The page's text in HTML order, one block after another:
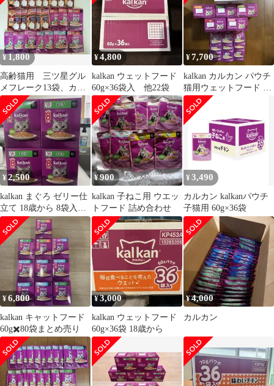
¥1,800
高齢猫用 三ツ星グル
メフレーク13袋、カル
カン10袋計23袋
¥4,800
kalkan ウェットフード
60g×36袋入 他22袋
¥7,700
kalkan カルカン パウチ
猫用ウェットフード ま
とめ売り
¥2,500
kalkan まぐろ ゼリー仕
立て 18歳から 8袋入×4
箱
¥900
kalkan 子ねこ用 ウエッ
トフード 詰め合わせ
¥ 3,490
カルカン kalkanパウチ
子猫用 60g×36袋
¥6,800
kalkan キャットフード
60g✖️80袋まとめ売り
¥3,000
kalkan ウェットフード
60g×36袋 18歳から
¥4,000
カルカン